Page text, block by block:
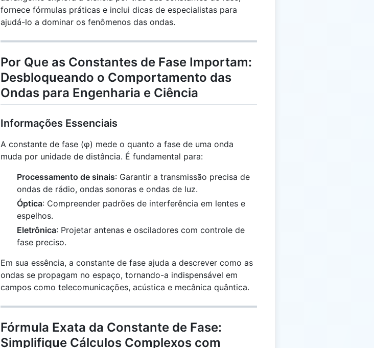
fornece fórmulas práticas e inclui dicas de especialistas para
ajudá-lo a dominar os fenômenos das ondas.
Por Que as Constantes de Fase Importam:
Desbloqueando o Comportamento das
Ondas para Engenharia e Ciência
Informações Essenciais
A constante de fase (φ) mede o quanto a fase de uma onda
muda por unidade de distância. É fundamental para:
Processamento de sinais: Garantir a transmissão precisa de
ondas de rádio, ondas sonoras e ondas de luz.
Óptica: Compreender padrões de interferência em lentes e
espelhos.
Eletrônica: Projetar antenas e osciladores com controle de
fase preciso.
Em sua essência, a constante de fase ajuda a descrever como as
ondas se propagam no espaço, tornando-a indispensável em
campos como telecomunicações, acústica e mecânica quântica.
Fórmula Exata da Constante de Fase:
Simplifique Cálculos Complexos com